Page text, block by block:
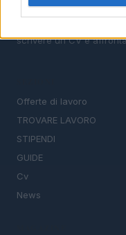
scrivere un CV e
Offerte di lavoro
TROVARE LAVORO
STIPENDI
GUIDE
Cv
News